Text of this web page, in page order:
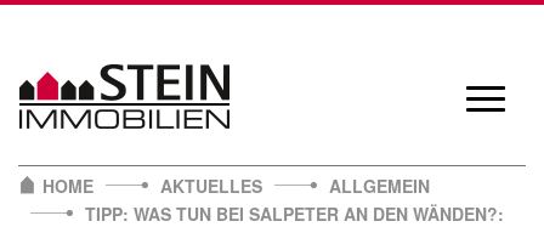
content
HOME
AKTUELLES
ALLGEMEIN
TIPP: WAS TUN BEI SALPETER AN DEN WÄNDEN?: